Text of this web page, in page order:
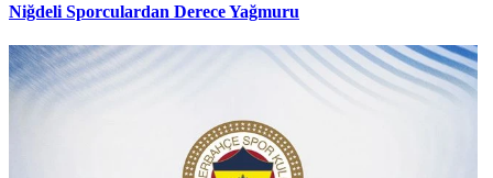
Niğdeli Sporculardan Derece Yağmuru